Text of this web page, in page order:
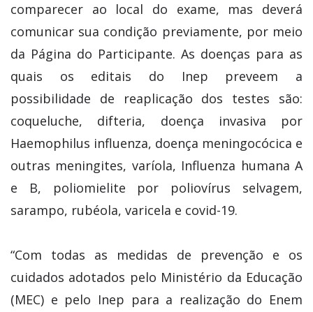
comparecer ao local do exame, mas deverá
comunicar sua condição previamente, por meio
da Página do Participante. As doenças para as
quais os editais do Inep preveem a
possibilidade de reaplicação dos testes são:
coqueluche, difteria, doença invasiva por
Haemophilus influenza, doença meningocócica e
outras meningites, varíola, Influenza humana A
e B, poliomielite por poliovírus selvagem,
sarampo, rubéola, varicela e covid-19.
“Com todas as medidas de prevenção e os
cuidados adotados pelo Ministério da Educação
(MEC) e pelo Inep para a realização do Enem